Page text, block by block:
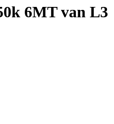
6MT van L3